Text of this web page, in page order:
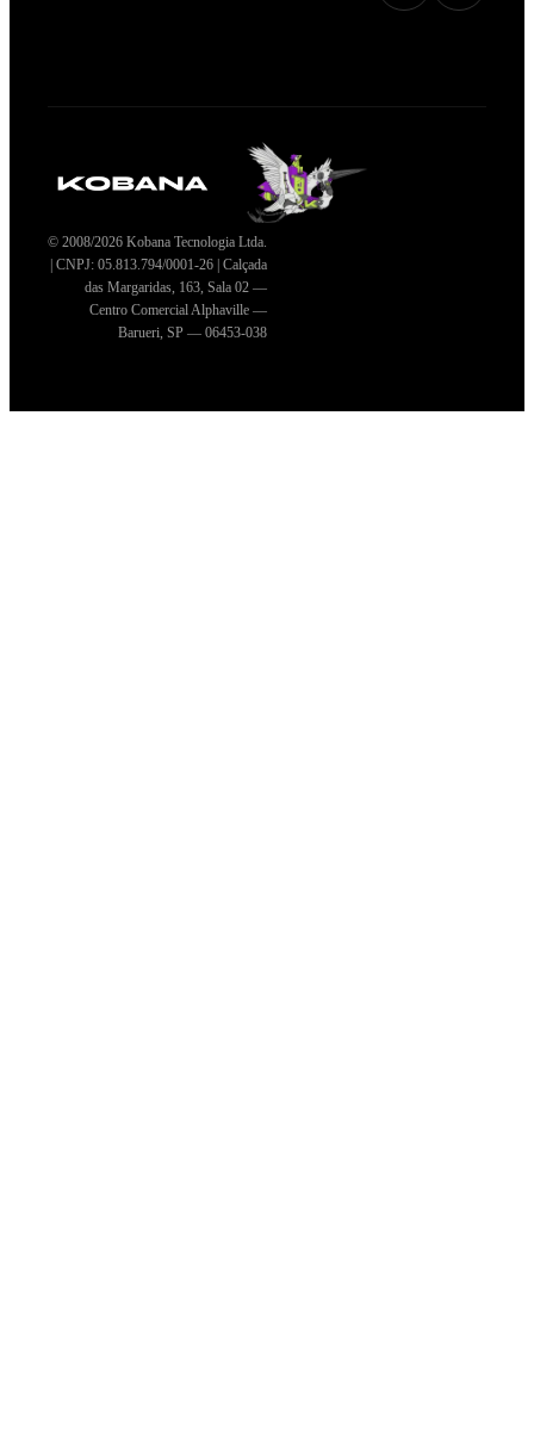
© 2008/2026 Kobana Tecnologia Ltda.
| CNPJ: 05.813.794/0001-26 | Calçada
das Margaridas, 163, Sala 02 —
Centro Comercial Alphaville —
Barueri, SP — 06453-038